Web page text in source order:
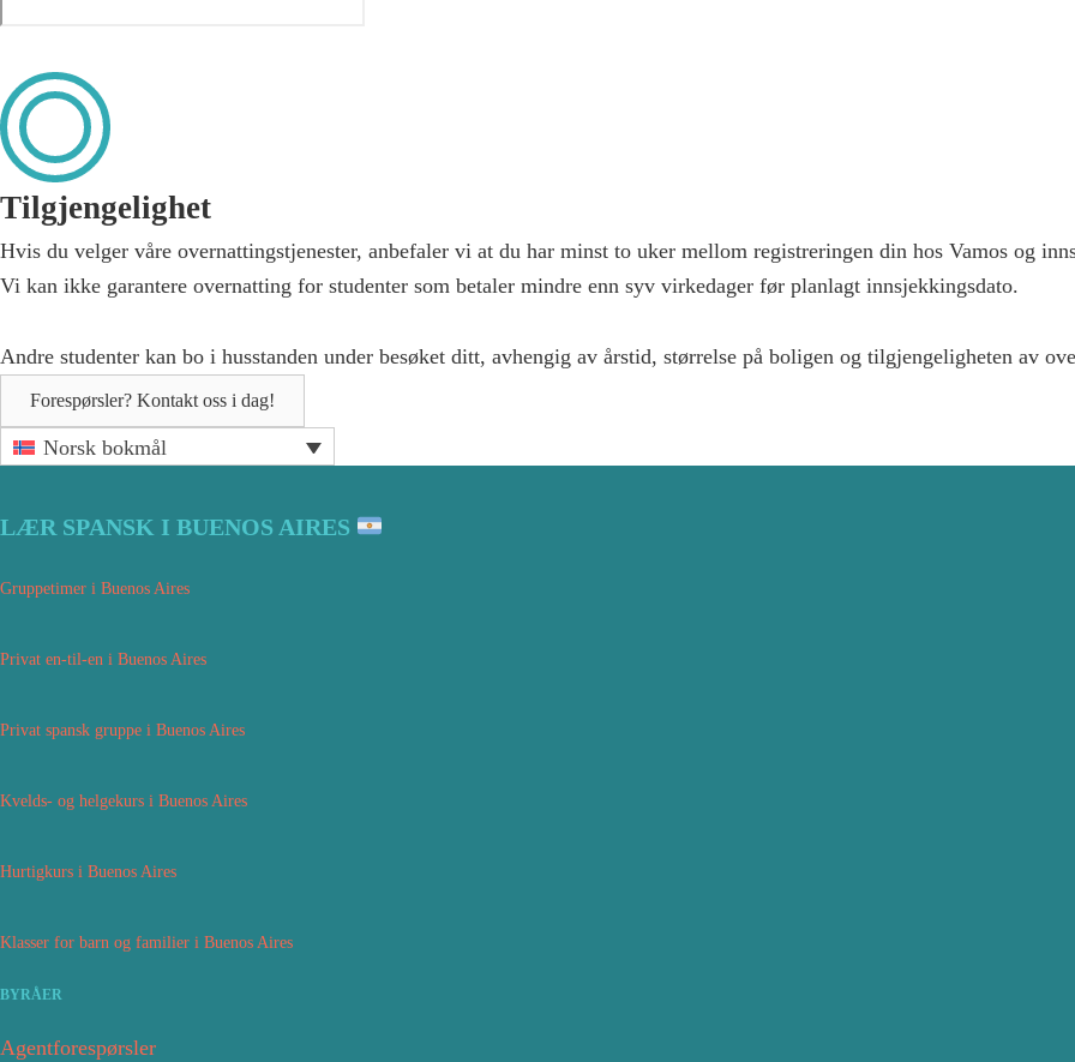
Tilgjengelighet
Hvis du velger våre overnattingstjenester, anbefaler vi at du har minst to uker mellom registreringen din hos Vamos og
Vi kan ikke garantere overnatting for studenter som betaler mindre enn syv virkedager før planlagt innsjekkingsdato.
Andre studenter kan bo i husstanden under besøket ditt, avhengig av årstid, størrelse på boligen og tilgjengeligheten av
Forespørsler? Kontakt oss i dag!
HovedNorsk bokmål
LÆR SPANSK I BUENOS AIRES
Gruppetimer i Buenos Aires
Privat en-til-en i Buenos Aires
Privat spansk gruppe i Buenos Aires
Kvelds- og helgekurs i Buenos Aires
Hurtigkurs i Buenos Aires
Klasser for barn og familier i Buenos Aires
BYRÅER
Agentforespørsler